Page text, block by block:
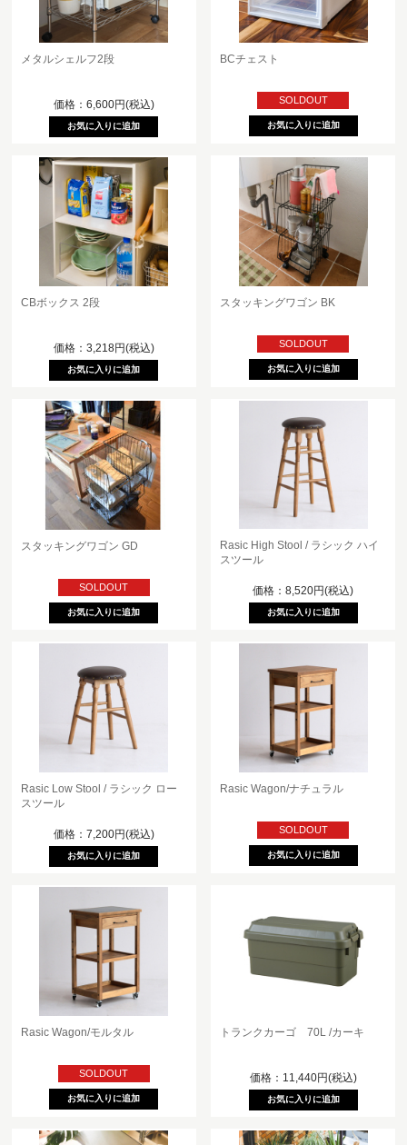
メタルシェルフ2段
価格：6,600円(税込)
BCチェスト
SOLDOUT
CBボックス 2段
価格：3,218円(税込)
スタッキングワゴン BK
SOLDOUT
スタッキングワゴン GD
SOLDOUT
Rasic High Stool / ラシック ハイ
スツール
価格：8,520円(税込)
Rasic Low Stool / ラシック ロー
スツール
価格：7,200円(税込)
Rasic Wagon/ナチュラル
SOLDOUT
Rasic Wagon/モルタル
SOLDOUT
トランクカーゴ 70L /カーキ
価格：11,440円(税込)